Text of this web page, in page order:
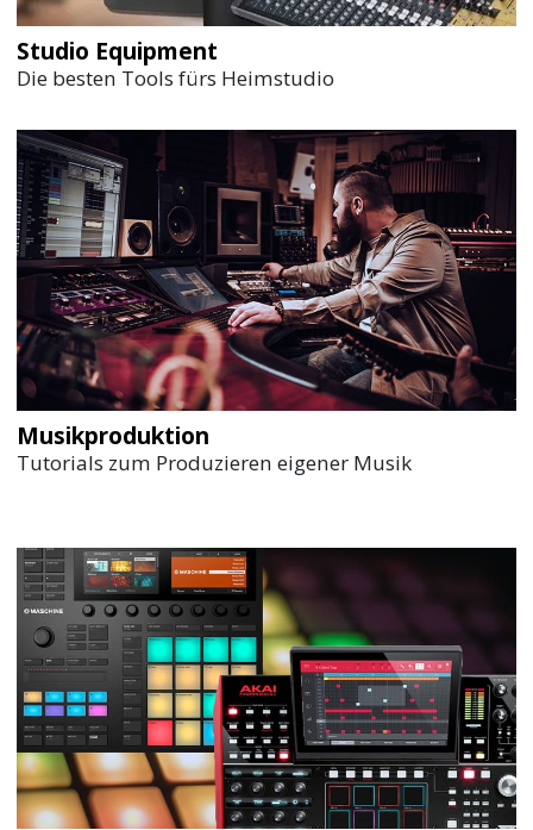
Studio Equipment
Die besten Tools fürs Heimstudio
Musikproduktion
Tutorials zum Produzieren eigener Musik